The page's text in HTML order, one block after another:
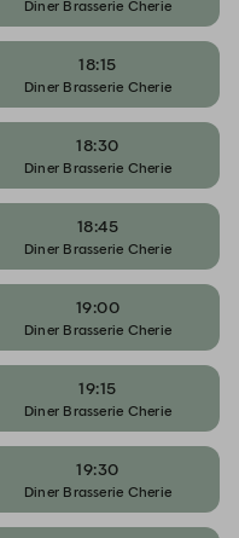
Diner Brasserie Cherie
18:15
Diner Brasserie Cherie
18:30
Diner Brasserie Cherie
18:45
Diner Brasserie Cherie
19:00
Diner Brasserie Cherie
19:15
Diner Brasserie Cherie
19:30
Diner Brasserie Cherie